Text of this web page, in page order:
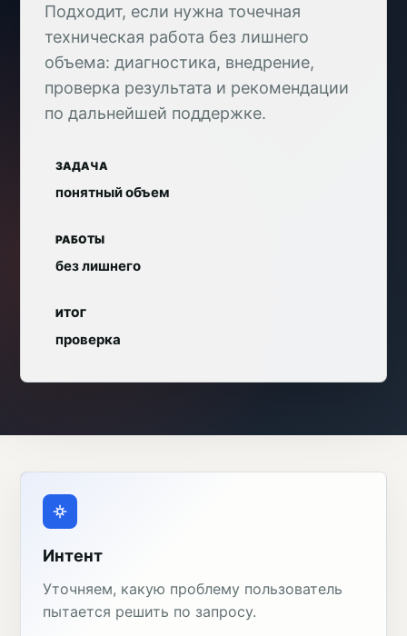
Подходит, если нужна точечная
техническая работа без лишнего
объема: диагностика, внедрение,
проверка результата и рекомендации
по дальнейшей поддержке.
ЗАДАЧА
понятный объем
РАБОТЫ
без лишнего
ИТОГ
проверка
Интент
Уточняем, какую проблему пользователь
пытается решить по запросу.